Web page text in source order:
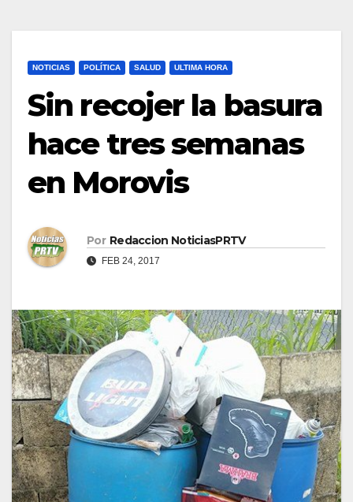
NOTICIAS POLÍTICA SALUD ULTIMA HORA
Sin recojer la basura
hace tres semanas
en Morovis
Por Redaccion NoticiasPRTV
FEB 24, 2017